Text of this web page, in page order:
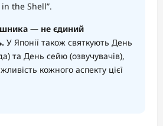
in the Shell”.
— не єдиний
У Японії також святкують День
та День сейю (озвучувачів),
кожного аспекту цієї